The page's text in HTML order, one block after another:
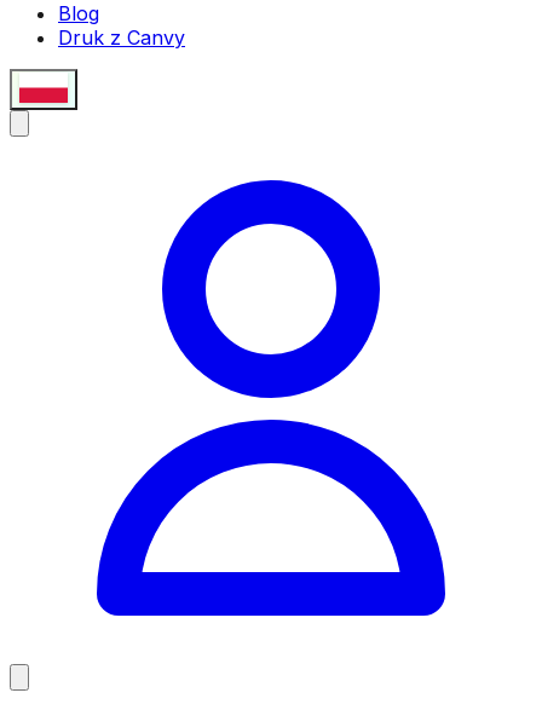
Blog
Druk z Canvy